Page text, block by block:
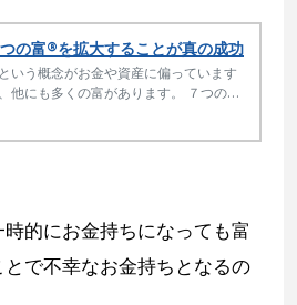
つの富®を拡大することが真の成功
いう概念がお金や資産に偏っています
他にも多くの富があります。 ７つの富
的にお金持ちになっても富
で不幸なお金持ちとなるの